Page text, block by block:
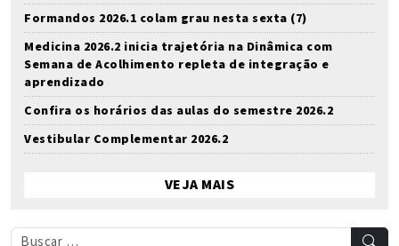
Formandos 2026.1 colam grau nesta sexta (7)
Medicina 2026.2 inicia trajetória na Dinâmica com
Semana de Acolhimento repleta de integração e
aprendizado
Confira os horários das aulas do semestre 2026.2
Vestibular Complementar 2026.2
VEJA MAIS